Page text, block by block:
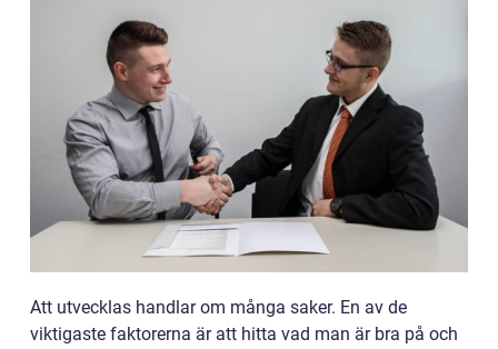
Att utvecklas handlar om många saker. En av de
viktigaste faktorerna är att hitta vad man är bra på och